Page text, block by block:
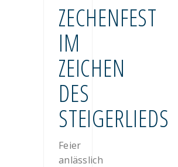
ZECHENFEST
IM
ZEICHEN
DES
STEIGERLIEDS
Feier
anlässlich